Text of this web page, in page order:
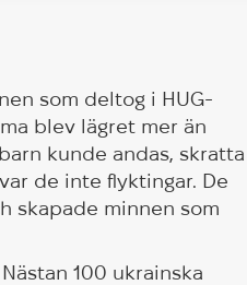
som deltog i HUG-
blev lägret mer än
kunde andas, skratta
de inte flyktingar. De
skapade minnen som
100 ukrainska